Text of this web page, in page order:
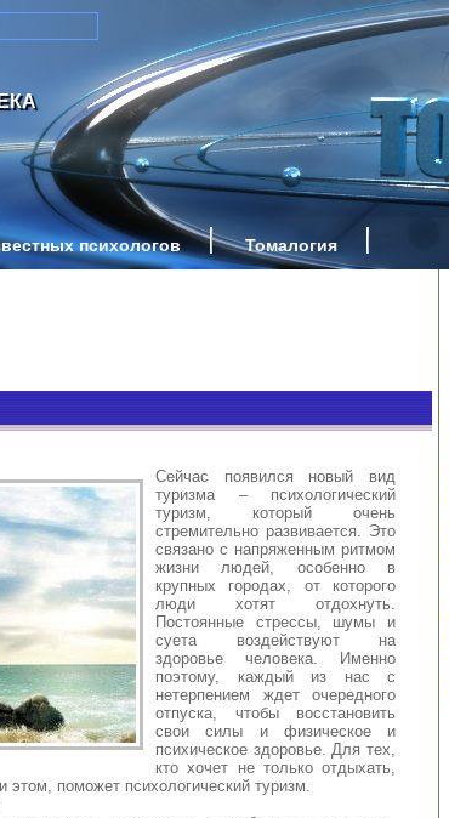
психологов Томалогия
Сейчас появился новый вид
туризма – психологический
туризм, который очень
стремительно развивается. Это
связано с напряженным ритмом
жизни людей, особенно в
крупных городах , от которого
люди хотят отдохнуть.
Постоянные стрессы, шумы и
суета воздействуют на
здоровье человека. Именно
поэтому, каждый из нас с
нетерпением ждет очередного
отпуска, чтобы восстановить
свои силы и физическое и
психическое здоровье. Для тех,
кто хочет не только отдыхать,
поможет психологический туризм.